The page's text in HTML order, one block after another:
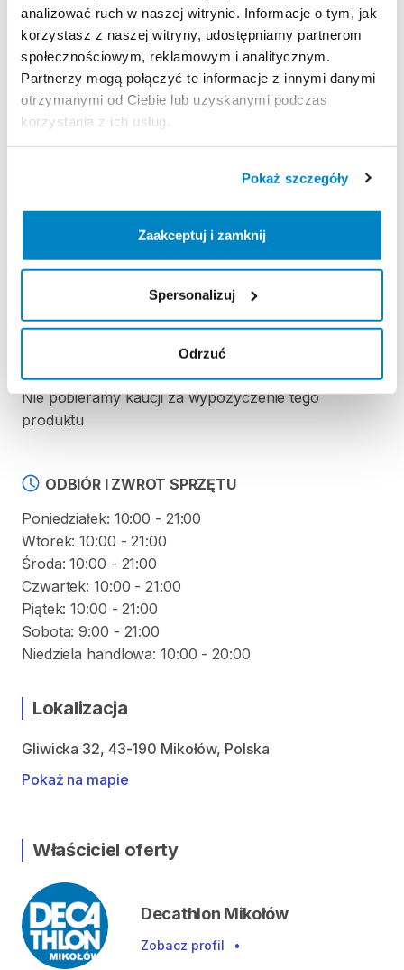
analizować ruch w naszej witrynie. Informacje o tym, jak
korzystasz z naszej witryny, udostępniamy partnerom
społecznościowym, reklamowym i analitycznym.
Partnerzy mogą połączyć te informacje z innymi danymi
otrzymanymi od Ciebie lub uzyskanymi podczas
korzystania z ich usług.
Pokaż szczegóły
Zaakceptuj i zamknij
Spersonalizuj
Odrzuć
Wodoodporność
Wodoodporność (Schmerber): Tropik ＞ 2000
Podłoga sypialni ＞ 2400 mm.
Strona produktu w sklepie
Zasady wypożyczenia
REGULAMIN
Regulamin wypożyczalni
Nie pobieramy kaucji za wypożyczenie tego
produktu
ODBIÓR I ZWROT SPRZĘTU
Poniedziałek: 10:00 - 21:00
Wtorek: 10:00 - 21:00
Środa: 10:00 - 21:00
Czwartek: 10:00 - 21:00
Piątek: 10:00 - 21:00
Sobota: 9:00 - 21:00
Niedziela handlowa: 10:00 - 20:00
Lokalizacja
Gliwicka 32, 43-190 Mikołów, Polska
Pokaż na mapie
Właściciel oferty
Decathlon Mikołów
Zobacz profil •